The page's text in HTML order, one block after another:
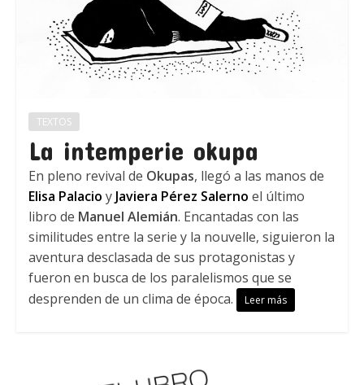
TEXTOS
La intemperie okupa
En pleno revival de Okupas, llegó a las manos de
Elisa Palacio y Javiera Pérez Salerno el último
libro de Manuel Alemián. Encantadas con las
similitudes entre la serie y la nouvelle, siguieron la
aventura desclasada de sus protagonistas y
fueron en busca de los paralelismos que se
desprenden de un clima de época.
Leer más